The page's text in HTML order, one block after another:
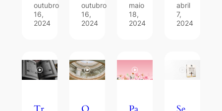
outubro
16,
2024
outubro
16,
2024
maio
18,
2024
abril
7,
2024